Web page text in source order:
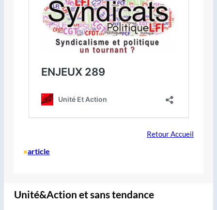
Retour Accueil
•article
Unité&Action et sans tendance